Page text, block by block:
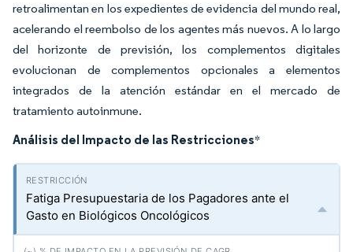
retroalimentan en los expedientes de evidencia del mundo real,
acelerando el reembolso de los agentes más nuevos. A lo largo
del horizonte de previsión, los complementos digitales
evolucionan de complementos opcionales a elementos
integrados de la atención estándar en el mercado de
tratamiento autoinmune.
Análisis del Impacto de las Restricciones*
Fatiga Presupuestaria de los Pagadores ante el
Gasto en Biológicos Oncológicos